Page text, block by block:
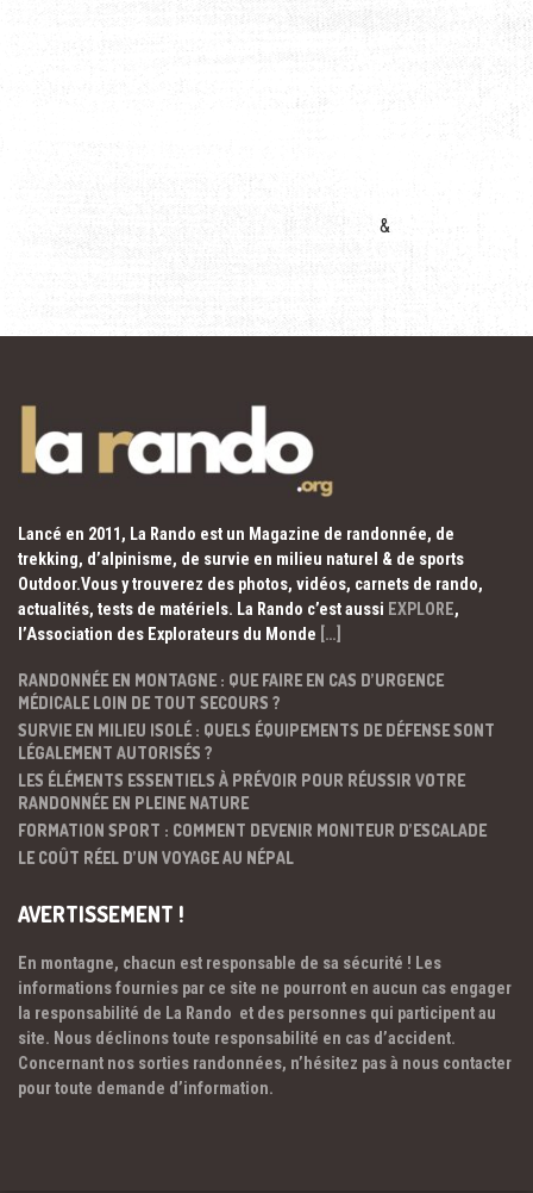
&
Lancé en 2011, La Rando est un Magazine de randonnée, de
trekking, d’alpinisme, de survie en milieu naturel & de sports
Outdoor.Vous y trouverez des photos, vidéos, carnets de rando,
actualités, tests de matériels. La Rando c’est aussi EXPLORE,
l’Association des Explorateurs du Monde […]
RANDONNÉE EN MONTAGNE : QUE FAIRE EN CAS D’URGENCE
MÉDICALE LOIN DE TOUT SECOURS ?
SURVIE EN MILIEU ISOLÉ : QUELS ÉQUIPEMENTS DE DÉFENSE SONT
LÉGALEMENT AUTORISÉS ?
LES ÉLÉMENTS ESSENTIELS À PRÉVOIR POUR RÉUSSIR VOTRE
RANDONNÉE EN PLEINE NATURE
FORMATION SPORT : COMMENT DEVENIR MONITEUR D’ESCALADE
LE COÛT RÉEL D’UN VOYAGE AU NÉPAL
AVERTISSEMENT !
En montagne, chacun est responsable de sa sécurité ! Les
informations fournies par ce site ne pourront en aucun cas engager
la responsabilité de La Rando et des personnes qui participent au
site. Nous déclinons toute responsabilité en cas d’accident.
Concernant nos sorties randonnées, n’hésitez pas à nous contacter
pour toute demande d’information.